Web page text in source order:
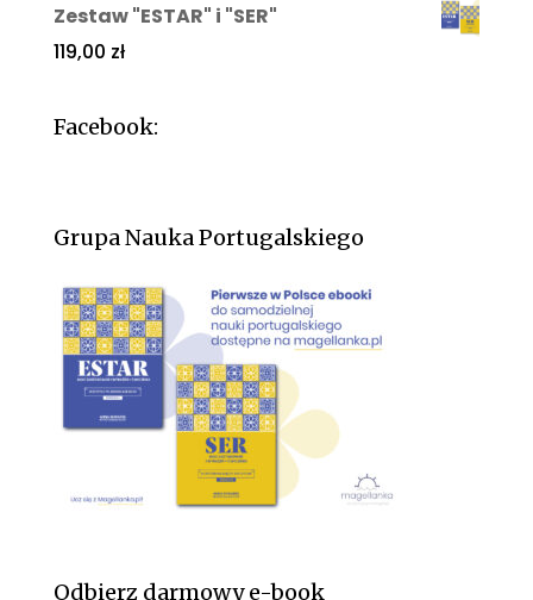
Zestaw "ESTAR" i "SER"
119,00 zł
Facebook:
Grupa Nauka Portugalskiego
Odbierz darmowy e-book